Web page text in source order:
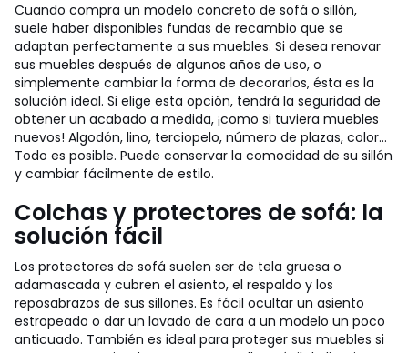
Cuando compra un modelo concreto de sofá o sillón,
suele haber disponibles fundas de recambio que se
adaptan perfectamente a sus muebles. Si desea renovar
sus muebles después de algunos años de uso, o
simplemente cambiar la forma de decorarlos, ésta es la
solución ideal. Si elige esta opción, tendrá la seguridad de
obtener un acabado a medida, ¡como si tuviera muebles
nuevos! Algodón, lino, terciopelo, número de plazas, color...
Todo es posible. Puede conservar la comodidad de su sillón
y cambiar fácilmente de estilo.
Colchas y protectores de sofá: la
solución fácil
Los protectores de sofá suelen ser de tela gruesa o
adamascada y cubren el asiento, el respaldo y los
reposabrazos de sus sillones. Es fácil ocultar un asiento
estropeado o dar un lavado de cara a un modelo un poco
anticuado. También es ideal para proteger sus muebles si